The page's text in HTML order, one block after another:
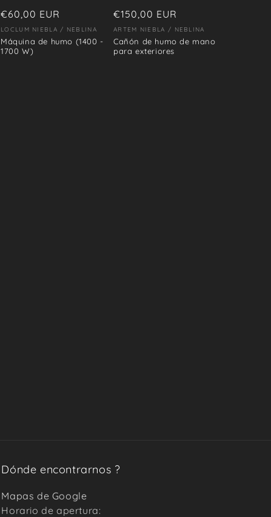
Precio
habitual
€60,00 EUR
Proveedor:
LOCLUM NIEBLA / NEBLINA
Máquina de humo (1400 -
1700 W)
Precio
habitual
€150,00 EUR
Proveedor:
ARTEM NIEBLA / NEBLINA
Cañón de humo de mano
para exteriores
Dónde encontrarnos ?
Mapas de Google
Horario de apertura: